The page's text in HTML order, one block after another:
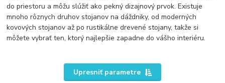
do priestoru a môžu slúžiť ako pekný dizajnový prvok. Existuje
mnoho rôznych druhov stojanov na dáždniky, od moderných
kovových stojanov až po rustikálne drevené stojany, takže si
môžete vybrať ten, ktorý najlepšie zapadne do vášho interiéru.
Upresniť parametre